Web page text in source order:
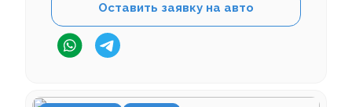
Оставить заявку на авто